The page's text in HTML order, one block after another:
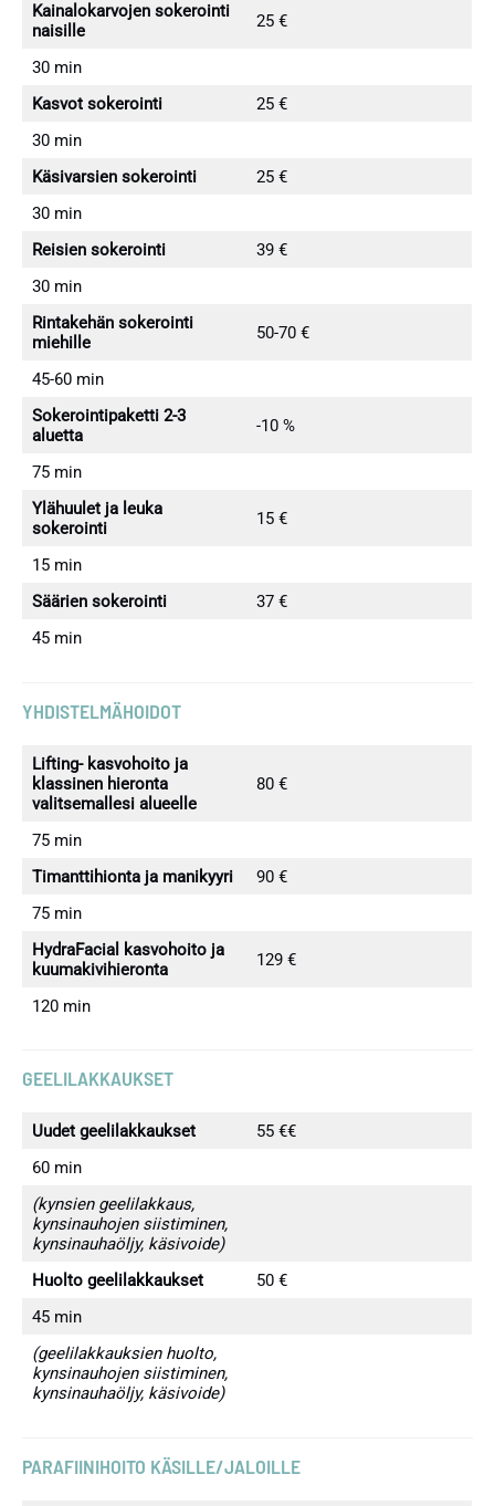
Kainalokarvojen sokerointi
naisille
25 €
30 min
Kasvot sokerointi
25 €
30 min
Käsivarsien sokerointi
25 €
30 min
Reisien sokerointi
39 €
30 min
Rintakehän sokerointi
miehille
50-70 €
45-60 min
Sokerointipaketti 2-3
aluetta
-10 %
75 min
Ylähuulet ja leuka
sokerointi
15 €
15 min
Säärien sokerointi
37 €
45 min
YHDISTELMÄHOIDOT
Lifting- kasvohoito ja
klassinen hieronta
valitsemallesi alueelle
80 €
75 min
Timanttihionta ja manikyyri
90 €
75 min
HydraFacial kasvohoito ja
kuumakivihieronta
129 €
120 min
GEELILAKKAUKSET
Uudet geelilakkaukset
55 €€
60 min
(kynsien geelilakkaus,
kynsinauhojen siistiminen,
kynsinauhaöljy, käsivoide)
Huolto geelilakkaukset
50 €
45 min
(geelilakkauksien huolto,
kynsinauhojen siistiminen,
kynsinauhaöljy, käsivoide)
PARAFIINIHOITO KÄSILLE/JALOILLE